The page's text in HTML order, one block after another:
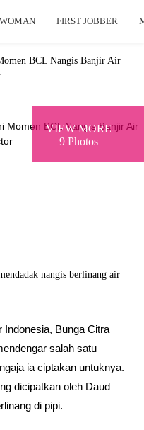
FIRST JOBBER
BCL Nangis Banjir Air
VIEW MORE
9 Photos
nangis berlinang air
Indonesia, Bunga Citra
salah satu
ia ciptakan untuknya.
dicipatkan oleh Daud
di pipi.